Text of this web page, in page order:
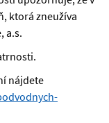
ktorá zneužíva
a.s.
nájdete